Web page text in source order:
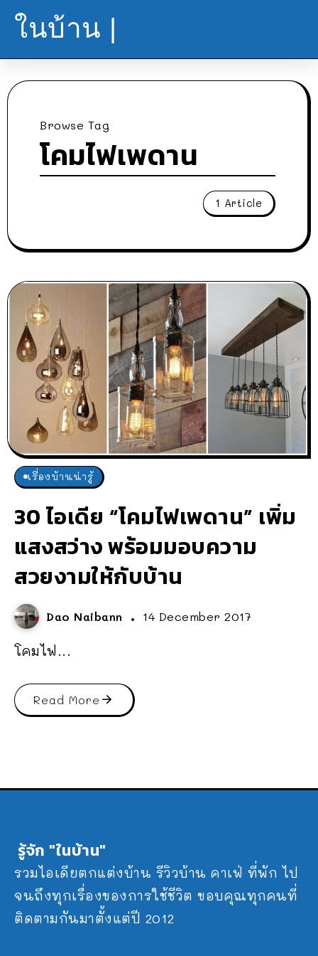
ในบ้าน |
Browse Tag
โคมไฟเพดาน
1 Article
เรื่องบ้านน่ารู้
30 ไอเดีย “โคมไฟเพดาน” เพิ่ม
แสงสว่าง พร้อมมอบความ
สวยงามให้กับบ้าน
Dao Naibann 14 December 2017
โคมไฟ...
Read More
รู้จัก "ในบ้าน"
รวมไอเดียตกแต่งบ้าน รีวิวบ้าน คาเฟ่ ที่พัก ไป
จนถึงทุกเรื่องของการใช้ชีวิต ขอบคุณทุกคนที่
ติดตามกันมาตั้งแต่ปี 2012